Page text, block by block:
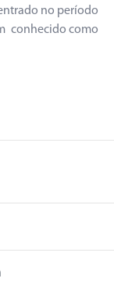
no período
conhecido como